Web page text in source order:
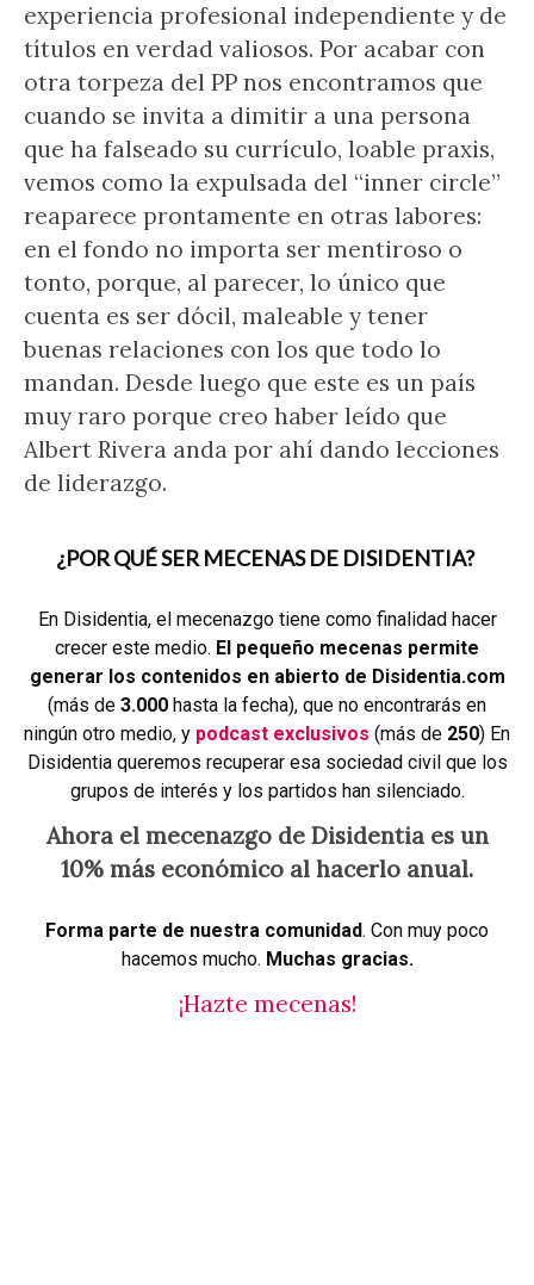
experiencia profesional independiente y de
títulos en verdad valiosos. Por acabar con
otra torpeza del PP nos encontramos que
cuando se invita a dimitir a una persona
que ha falseado su currículo, loable praxis,
vemos como la expulsada del “inner circle”
reaparece prontamente en otras labores:
en el fondo no importa ser mentiroso o
tonto, porque, al parecer, lo único que
cuenta es ser dócil, maleable y tener
buenas relaciones con los que todo lo
mandan. Desde luego que este es un país
muy raro porque creo haber leído que
Albert Rivera anda por ahí dando lecciones
de liderazgo.
¿POR QUÉ SER MECENAS DE DISIDENTIA?
En Disidentia, el mecenazgo tiene como finalidad hacer
crecer este medio. El pequeño mecenas permite
generar los contenidos en abierto de Disidentia.com
(más de 3.000 hasta la fecha), que no encontrarás en
ningún otro medio, y podcast exclusivos (más de 250) En
Disidentia queremos recuperar esa sociedad civil que los
grupos de interés y los partidos han silenciado.
Ahora el mecenazgo de Disidentia es un
10% más económico al hacerlo anual.
Forma parte de nuestra comunidad. Con muy poco
hacemos mucho. Muchas gracias.
¡Hazte mecenas!